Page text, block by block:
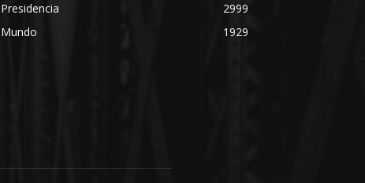
Presidencia
2999
Mundo
1929